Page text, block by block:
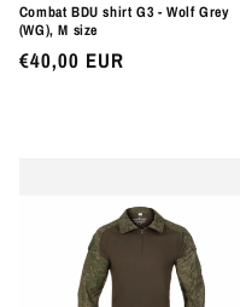
Combat BDU shirt G3 - Wolf Grey
(WG), M size
Preço
€40,00 EUR